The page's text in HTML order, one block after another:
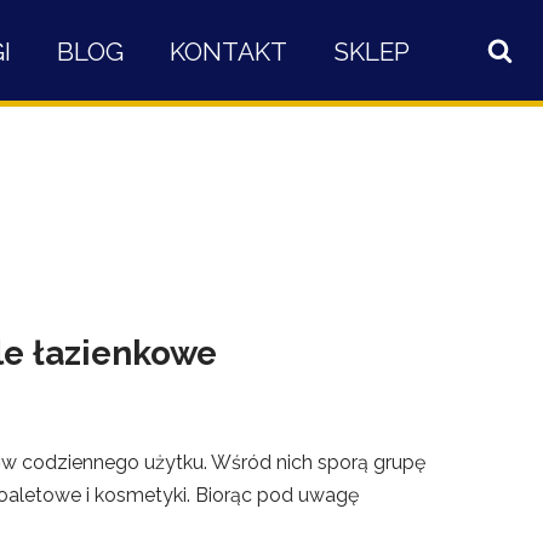
BLOG KONTAKT SKLEP
łazienkowe
codziennego użytku. Wśród nich sporą grupę
i kosmetyki. Biorąc pod uwagę